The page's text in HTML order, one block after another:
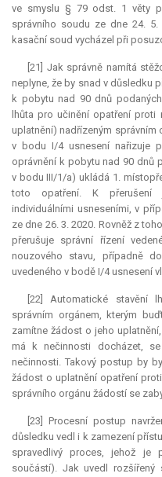
ve smyslu § 79 odst. 1 věty
správního soudu ze dne 24.
kasační soud vycházel při
[21] Jak správně namítá
neplyne, že by snad v důsledku
k pobytu nad 90 dnů
lhůta pro učinění opatření
uplatnění) nadřízeným správním
v bodu I/4 usnesení nařizuje
oprávnění k pobytu nad 90 dnů
v bodu III/1/a) ukládá 1.
toto opatření. K přerušení
individuálními usneseními, v
ze dne 26. 3. 2020. Rovněž z
přerušuje správní řízení
nouzového stavu, případně
uvedeného v bodě I/4 usnesení
[22] Automatické stavění
správním orgánem, kterým
zamítne žádost o jeho
má k nečinnosti docházet,
nečinnosti. Takový postup by
žádost o uplatnění opatření
správního orgánu žádostí se
[23] Procesní postup
důsledku vedl i k zamezení
spravedlivý proces, jehož je
součástí). Jak uvedl rozšířený